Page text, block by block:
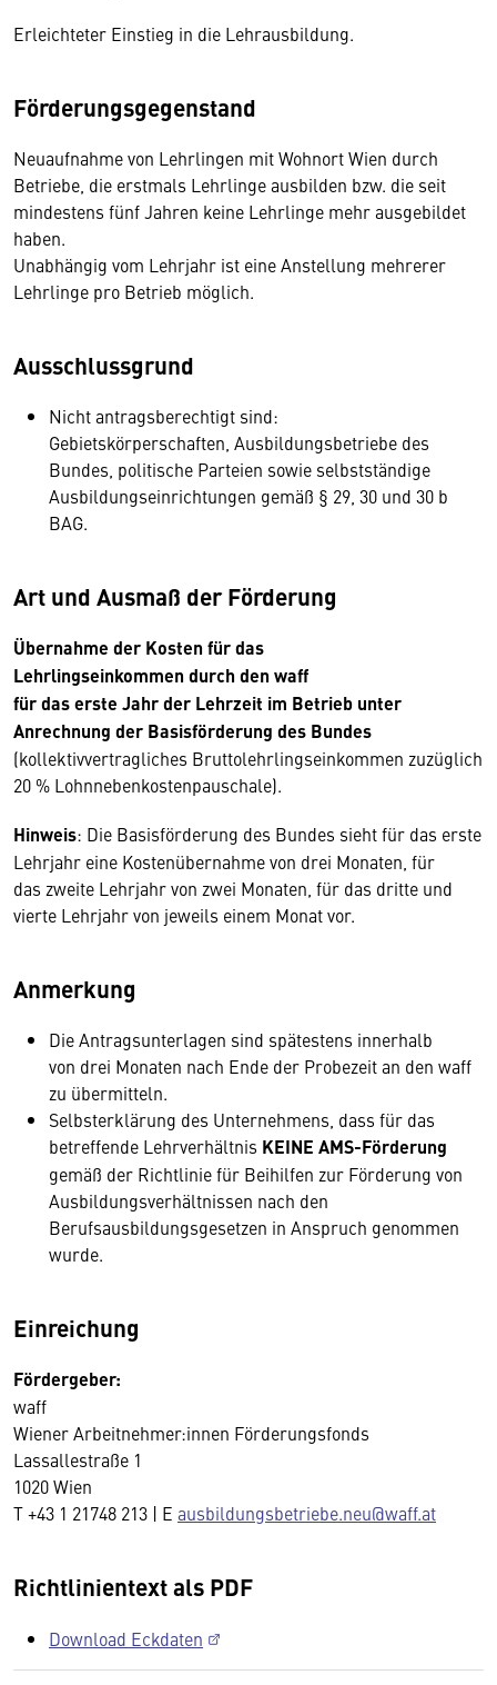
Erleichteter Einstieg in die Lehrausbildung.
Förderungsgegenstand
Neuaufnahme von Lehrlingen mit Wohnort Wien durch
Betriebe, die erstmals Lehrlinge ausbilden bzw. die seit
mindestens fünf Jahren keine Lehrlinge mehr ausgebildet
haben.
Unabhängig vom Lehrjahr ist eine Anstellung mehrerer
Lehrlinge pro Betrieb möglich.
Ausschlussgrund
Nicht antragsberechtigt sind:
Gebietskörperschaften, Ausbildungsbetriebe des
Bundes, politische Parteien sowie selbstständige
Ausbildungseinrichtungen gemäß § 29, 30 und 30 b
BAG.
Art und Ausmaß der Förderung
Übernahme der Kosten für das
Lehrlingseinkommen durch den waff
für das erste Jahr der Lehrzeit im Betrieb unter
Anrechnung der Basisförderung des Bundes
(kollektivvertragliches Bruttolehrlingseinkommen zuzüglich
20 % Lohnnebenkostenpauschale).
Hinweis: Die Basisförderung des Bundes sieht für das erste
Lehrjahr eine Kostenübernahme von drei Monaten, für
das zweite Lehrjahr von zwei Monaten, für das dritte und
vierte Lehrjahr von jeweils einem Monat vor.
Anmerkung
Die Antragsunterlagen sind spätestens innerhalb
von drei Monaten nach Ende der Probezeit an den waff
zu übermitteln.
Selbsterklärung des Unternehmens, dass für das
betreffende Lehrverhältnis KEINE AMS-Förderung
gemäß der Richtlinie für Beihilfen zur Förderung von
Ausbildungsverhältnissen nach den
Berufsausbildungsgesetzen in Anspruch genommen
wurde.
Einreichung
Fördergeber:
waff
Wiener Arbeitnehmer:innen Förderungsfonds
Lassallestraße 1
1020 Wien
T +43 1 21748 213 | E ausbildungsbetriebe.neu@waff.at
Richtlinientext als PDF
Download Eckdaten